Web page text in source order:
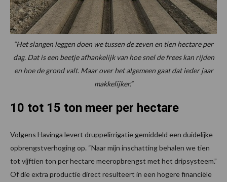
“Het slangen leggen doen we tussen de zeven en tien hectare per
dag. Dat is een beetje afhankelijk van hoe snel de frees kan rijden
en hoe de grond valt. Maar over het algemeen gaat dat ieder jaar
makkelijker.”
10 tot 15 ton meer per hectare
Volgens Havinga levert druppelirrigatie gemiddeld een duidelijke
opbrengstverhoging op. “Naar mijn inschatting behalen we tien
tot vijftien ton per hectare meeropbrengst met het dripsysteem.”
Of die extra productie direct resulteert in een hogere financiële